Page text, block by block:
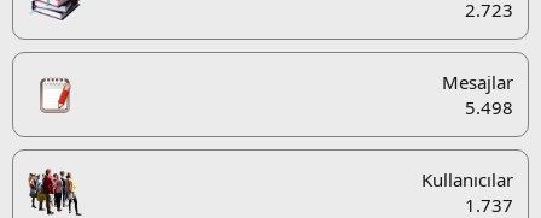
2.723
Mesajlar
5.498
Kullanıcılar
1.737